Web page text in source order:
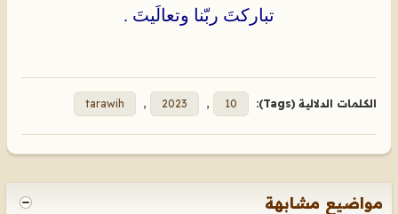
تباركتَ ربّنا وتعالَيتَ .
الكلمات الدلالية (Tags): 10
,
2023
,
tarawih
مواضيع مشابهة